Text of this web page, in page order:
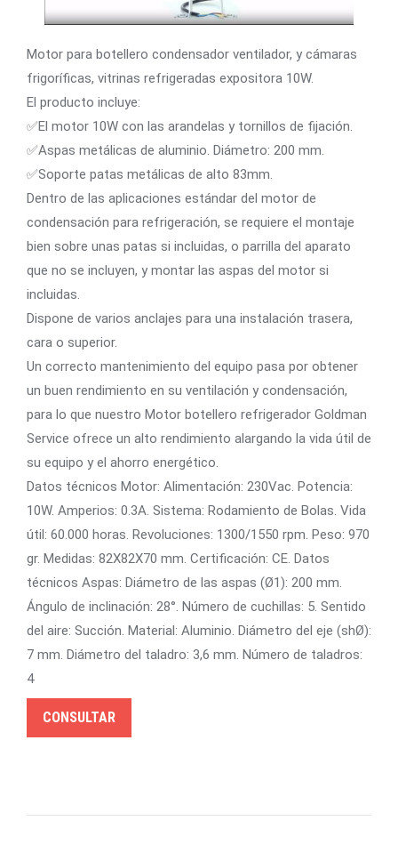
Motor para botellero condensador ventilador, y cámaras
frigoríficas, vitrinas refrigeradas expositora 10W.
El producto incluye:
✅El motor 10W con las arandelas y tornillos de fijación.
✅Aspas metálicas de aluminio. Diámetro: 200 mm.
✅Soporte patas metálicas de alto 83mm.
Dentro de las aplicaciones estándar del motor de
condensación para refrigeración, se requiere el montaje
bien sobre unas patas si incluidas, o parrilla del aparato
que no se incluyen, y montar las aspas del motor si
incluidas.
Dispone de varios anclajes para una instalación trasera,
cara o superior.
Un correcto mantenimiento del equipo pasa por obtener
un buen rendimiento en su ventilación y condensación,
para lo que nuestro Motor botellero refrigerador Goldman
Service ofrece un alto rendimiento alargando la vida útil de
su equipo y el ahorro energético.
Datos técnicos Motor: Alimentación: 230Vac. Potencia:
10W. Amperios: 0.3A. Sistema: Rodamiento de Bolas. Vida
útil: 60.000 horas. Revoluciones: 1300/1550 rpm. Peso: 970
gr. Medidas: 82X82X70 mm. Certificación: CE. Datos
técnicos Aspas: Diámetro de las aspas (Ø1): 200 mm.
Ángulo de inclinación: 28°. Número de cuchillas: 5. Sentido
del aire: Succión. Material: Aluminio. Diámetro del eje (shØ):
7 mm. Diámetro del taladro: 3,6 mm. Número de taladros:
4